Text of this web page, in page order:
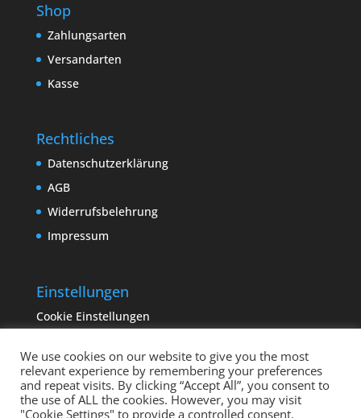
Shop
Zahlungsarten
Versandarten
Kasse
Rechtliches
Datenschutzerklärung
AGB
Widerrufsbelehrung
Impressum
Einstellungen
Cookie Einstellungen
We use cookies on our website to give you the most
relevant experience by remembering your preferences
and repeat visits. By clicking “Accept All”, you consent to
the use of ALL the cookies. However, you may visit
"Cookie Settings" to provide a controlled consent.